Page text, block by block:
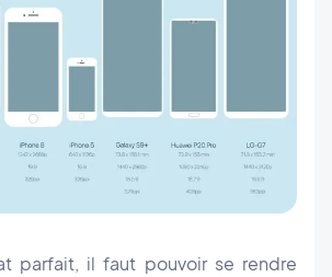
parfait, il faut pouvoir se rendre